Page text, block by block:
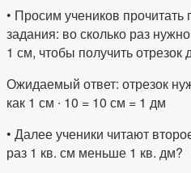
• Просим учеников
задания: во сколько раз
1 см, чтобы получить отрезок
Ожидаемый ответ: отрезок
как 1 см ∙ 10 = 10 см = 1 дм
• Далее ученики читают
раз 1 кв. см меньше 1 кв. дм?